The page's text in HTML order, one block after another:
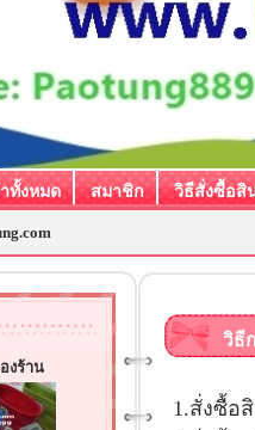
ทั้งหมด สมาชิก วิธีสั่งซื้อสิ
งร้าน
วิธี
1.สั่งซื้อ